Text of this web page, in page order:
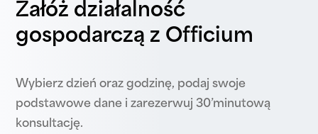
Załóż działalność
gospodarczą z Officium
Wybierz dzień oraz godzinę, podaj swoje
podstawowe dane i zarezerwuj 30’minutową
konsultację.